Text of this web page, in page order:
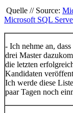
Quelle // Source:
Microsoft SQL
- Ich nehme an,
drei Master
die letzten
Kandidaten
Ich werde diese
paar Tagen noch